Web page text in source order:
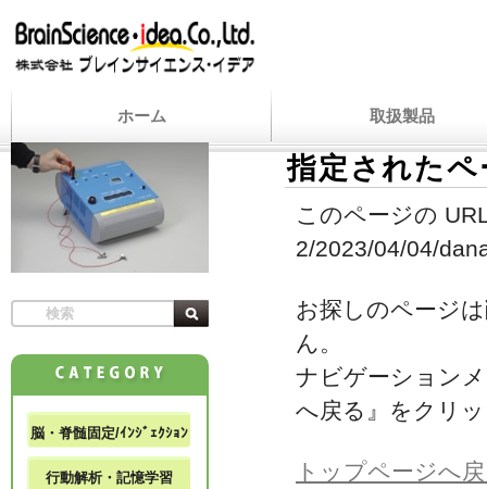
ホーム 取扱製品
指定された
このページの
2/2023/04/04/
お探しのページ
ん。
ナビゲーション
へ戻る』をクリ
トップページへ
脳・脊髄固定/ｲﾝｼﾞｪｸｼｮﾝ
行動解析・記憶学習